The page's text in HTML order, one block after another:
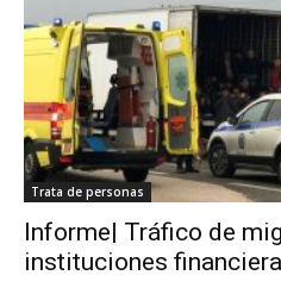
Trata de personas
Informe| Tráfico de
instituciones